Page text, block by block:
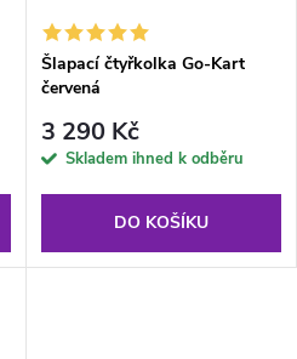
Šlapací čtyřkolka Go-Kart
červená
3 290 Kč
Skladem ihned k odběru
DO KOŠÍKU